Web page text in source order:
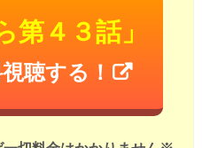
第４３話」
聴する！